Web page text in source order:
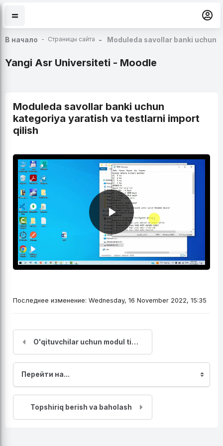
Перейти к основному содержанию
В начало Страницы сайта Moduleda savollar banki uchun
Yangi Asr Universiteti - Moodle
Moduleda savollar banki uchun
kategoriya yaratish va testlarni import
qilish
Воспроизвести
Последнее изменение: Wednesday, 16 November 2022, 15:35
O'qituvchilar uchun modul tizimiga kirish va sozlash
Перейти на...
Topshiriq berish va baholash